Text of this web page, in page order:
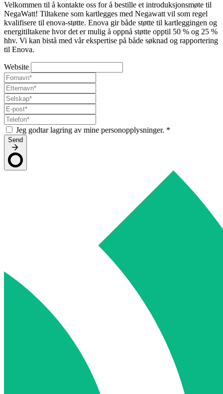
Velkommen til å kontakte oss for å bestille et introduksjonsmøte til
NegaWatt! Tiltakene som kartlegges med Negawatt vil som regel
kvalifisere til enova-støtte. Enova gir både støtte til kartleggingen og
energitiltakene hvor det er mulig å oppnå støtte opptil 50 % og 25 %
hhv. Vi kan bistå med vår ekspertise på både søknad og rapportering
til Enova.
Website
Jeg godtar lagring av mine personopplysninger. *
Send